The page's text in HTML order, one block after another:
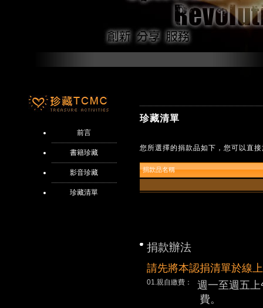
前言
書籍珍藏
影音珍藏
珍藏清單
珍藏清單
您所選擇的捐款品如下，您可以直
捐款品名稱
捐款辦法
請先將本認捐清單於線
01.親自繳費：
週一至週五
費。